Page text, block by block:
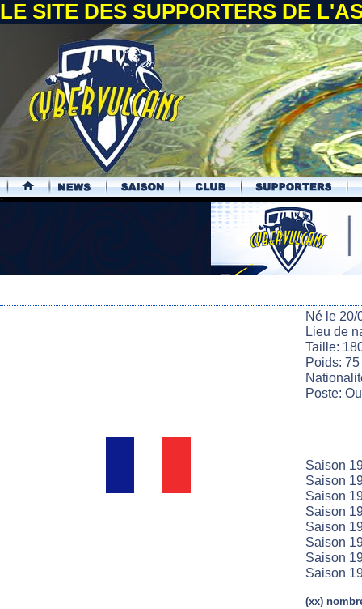
LE SITE DES SUPPORTERS DE
.
Né le 20/
Lieu de
Taille:
Poids:
Poste:
Saison
Saison
Saison
Saison
Saison
Saison
Saison
Saison
(xx)